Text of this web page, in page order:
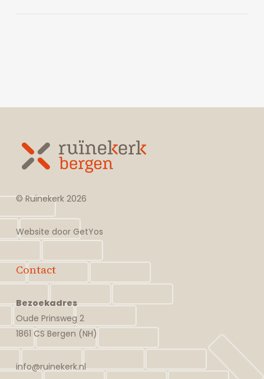
© Ruïnekerk 2026
Website doorGetYos
Contact
Bezoekadres
Oude Prinsweg 2
1861 CS Bergen (NH)
info@ruinekerk.nl